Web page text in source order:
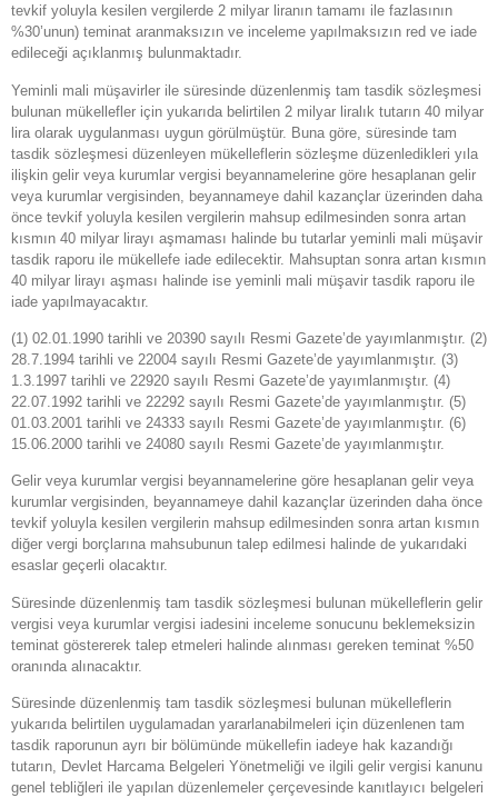
tevkif yoluyla kesilen vergilerde 2 milyar liranın tamamı ile fazlasının
%30’unun) teminat aranmaksızın ve inceleme yapılmaksızın red ve iade
edileceği açıklanmış bulunmaktadır.
Yeminli mali müşavirler ile süresinde düzenlenmiş tam tasdik sözleşmesi
bulunan mükellefler için yukarıda belirtilen 2 milyar liralık tutarın 40 milyar
lira olarak uygulanması uygun görülmüştür. Buna göre, süresinde tam
tasdik sözleşmesi düzenleyen mükelleflerin sözleşme düzenledikleri yıla
ilişkin gelir veya kurumlar vergisi beyannamelerine göre hesaplanan gelir
veya kurumlar vergisinden, beyannameye dahil kazançlar üzerinden daha
önce tevkif yoluyla kesilen vergilerin mahsup edilmesinden sonra artan
kısmın 40 milyar lirayı aşmaması halinde bu tutarlar yeminli mali müşavir
tasdik raporu ile mükellefe iade edilecektir. Mahsuptan sonra artan kısmın
40 milyar lirayı aşması halinde ise yeminli mali müşavir tasdik raporu ile
iade yapılmayacaktır.
(1) 02.01.1990 tarihli ve 20390 sayılı Resmi Gazete’de yayımlanmıştır. (2)
28.7.1994 tarihli ve 22004 sayılı Resmi Gazete’de yayımlanmıştır. (3)
1.3.1997 tarihli ve 22920 sayılı Resmi Gazete’de yayımlanmıştır. (4)
22.07.1992 tarihli ve 22292 sayılı Resmi Gazete’de yayımlanmıştır. (5)
01.03.2001 tarihli ve 24333 sayılı Resmi Gazete’de yayımlanmıştır. (6)
15.06.2000 tarihli ve 24080 sayılı Resmi Gazete’de yayımlanmıştır.
Gelir veya kurumlar vergisi beyannamelerine göre hesaplanan gelir veya
kurumlar vergisinden, beyannameye dahil kazançlar üzerinden daha önce
tevkif yoluyla kesilen vergilerin mahsup edilmesinden sonra artan kısmın
diğer vergi borçlarına mahsubunun talep edilmesi halinde de yukarıdaki
esaslar geçerli olacaktır.
Süresinde düzenlenmiş tam tasdik sözleşmesi bulunan mükelleflerin gelir
vergisi veya kurumlar vergisi iadesini inceleme sonucunu beklemeksizin
teminat göstererek talep etmeleri halinde alınması gereken teminat %50
oranında alınacaktır.
Süresinde düzenlenmiş tam tasdik sözleşmesi bulunan mükelleflerin
yukarıda belirtilen uygulamadan yararlanabilmeleri için düzenlenen tam
tasdik raporunun ayrı bir bölümünde mükellefin iadeye hak kazandığı
tutarın, Devlet Harcama Belgeleri Yönetmeliği ve ilgili gelir vergisi kanunu
genel tebliğleri ile yapılan düzenlemeler çerçevesinde kanıtlayıcı belgeleri